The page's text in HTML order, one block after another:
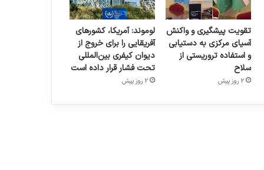
تقویت پیشگیری و واکنش
آسیای مرکزی به دستیابی
و استفاده تروریستی از
سلاح
2 روز پیش
لوموند: آمریکا، کشورهای
آفریقایی را برای خروج از
دیوان کیفری بین‌المللی
تحت فشار قرار داده است
2 روز پیش